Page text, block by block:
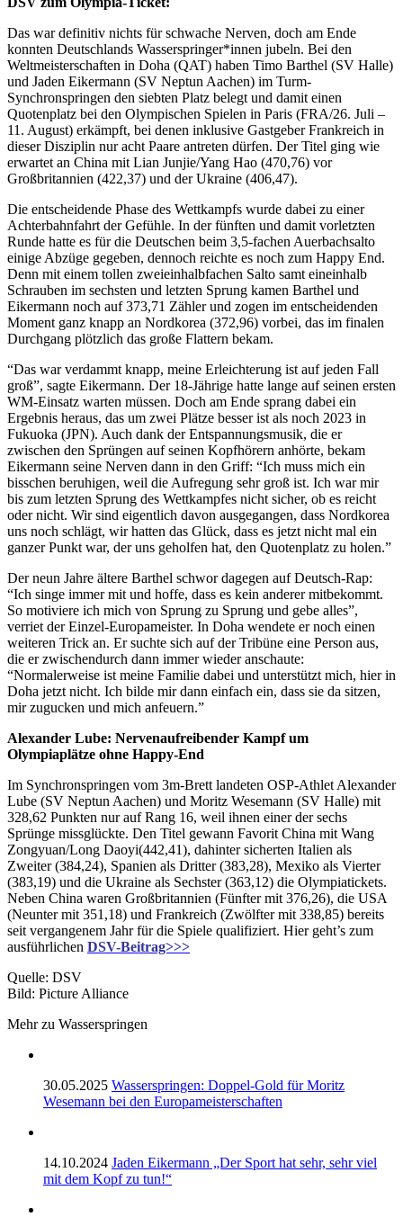
Das war definitiv nichts für schwache Nerven, doch am Ende
konnten Deutschlands Wasserspringer*innen jubeln. Bei den
Weltmeisterschaften in Doha (QAT) haben Timo Barthel (SV Halle)
und Jaden Eikermann (SV Neptun Aachen) im Turm-
Synchronspringen den siebten Platz belegt und damit einen
Quotenplatz bei den Olympischen Spielen in Paris (FRA/26. Juli –
11. August) erkämpft, bei denen inklusive Gastgeber Frankreich in
dieser Disziplin nur acht Paare antreten dürfen. Der Titel ging wie
erwartet an China mit Lian Junjie/Yang Hao (470,76) vor
Großbritannien (422,37) und der Ukraine (406,47).
Die entscheidende Phase des Wettkampfs wurde dabei zu einer
Achterbahnfahrt der Gefühle. In der fünften und damit vorletzten
Runde hatte es für die Deutschen beim 3,5-fachen Auerbachsalto
einige Abzüge gegeben, dennoch reichte es noch zum Happy End.
Denn mit einem tollen zweieinhalbfachen Salto samt eineinhalb
Schrauben im sechsten und letzten Sprung kamen Barthel und
Eikermann noch auf 373,71 Zähler und zogen im entscheidenden
Moment ganz knapp an Nordkorea (372,96) vorbei, das im finalen
Durchgang plötzlich das große Flattern bekam.
“Das war verdammt knapp, meine Erleichterung ist auf jeden Fall
groß”, sagte Eikermann. Der 18-Jährige hatte lange auf seinen ersten
WM-Einsatz warten müssen. Doch am Ende sprang dabei ein
Ergebnis heraus, das um zwei Plätze besser ist als noch 2023 in
Fukuoka (JPN). Auch dank der Entspannungsmusik, die er
zwischen den Sprüngen auf seinen Kopfhörern anhörte, bekam
Eikermann seine Nerven dann in den Griff: “Ich muss mich ein
bisschen beruhigen, weil die Aufregung sehr groß ist. Ich war mir
bis zum letzten Sprung des Wettkampfes nicht sicher, ob es reicht
oder nicht. Wir sind eigentlich davon ausgegangen, dass Nordkorea
uns noch schlägt, wir hatten das Glück, dass es jetzt nicht mal ein
ganzer Punkt war, der uns geholfen hat, den Quotenplatz zu holen.”
Der neun Jahre ältere Barthel schwor dagegen auf Deutsch-Rap:
“Ich singe immer mit und hoffe, dass es kein anderer mitbekommt.
So motiviere ich mich von Sprung zu Sprung und gebe alles”,
verriet der Einzel-Europameister. In Doha wendete er noch einen
weiteren Trick an. Er suchte sich auf der Tribüne eine Person aus,
die er zwischendurch dann immer wieder anschaute:
“Normalerweise ist meine Familie dabei und unterstützt mich, hier in
Doha jetzt nicht. Ich bilde mir dann einfach ein, dass sie da sitzen,
mir zugucken und mich anfeuern.”
Alexander Lube: Nervenaufreibender Kampf um
Olympiaplätze ohne Happy-End
Im Synchronspringen vom 3m-Brett landeten OSP-Athlet Alexander
Lube (SV Neptun Aachen) und Moritz Wesemann (SV Halle) mit
328,62 Punkten nur auf Rang 16, weil ihnen einer der sechs
Sprünge missglückte. Den Titel gewann Favorit China mit Wang
Zongyuan/Long Daoyi(442,41), dahinter sicherten Italien als
Zweiter (384,24), Spanien als Dritter (383,28), Mexiko als Vierter
(383,19) und die Ukraine als Sechster (363,12) die Olympiatickets.
Neben China waren Großbritannien (Fünfter mit 376,26), die USA
(Neunter mit 351,18) und Frankreich (Zwölfter mit 338,85) bereits
seit vergangenem Jahr für die Spiele qualifiziert. Hier geht’s zum
ausführlichen DSV-Beitrag>>>
Quelle: DSV
Bild: Picture Alliance
Mehr zu Wasserspringen
30.05.2025 Wasserspringen: Doppel-Gold für Moritz
Wesemann bei den Europameisterschaften
14.10.2024 Jaden Eikermann „Der Sport hat sehr, sehr viel
mit dem Kopf zu tun!“